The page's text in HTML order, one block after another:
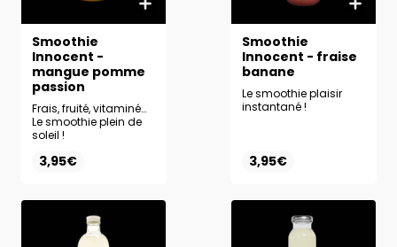
Smoothie
Innocent -
mangue pomme
passion
Frais, fruité, vitaminé…
Le smoothie plein de
soleil !
3,95€
Smoothie
Innocent - fraise
banane
Le smoothie plaisir
instantané !
3,95€